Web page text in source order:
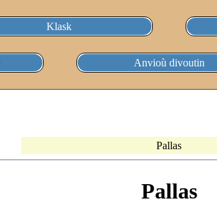
Klask
Anvioù divoutin
Pallas
Pallas